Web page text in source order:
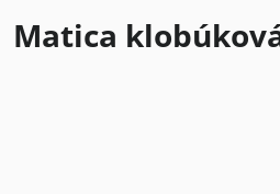
Matica